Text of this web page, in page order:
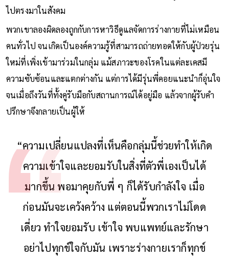
ไปตรงมาในสังคม
พวกเขาลองผิดลองถูกกับการหาวิธีดูแลจัดการร่างกายที่ไม่เหมือน
คนทั่วไป จนเกิดเป็นองค์ความรู้ที่สามารถถ่ายทอดให้กับผู้ป่วยรุ่น
ใหม่ที่เพิ่งเข้ามาร่วมในกลุ่ม แม้สภาวะของโรคในแต่ละเคสมี
ความซับซ้อนและแตกต่างกัน แต่การได้มีรุ่นพี่คอยแนะนำก็อุ่นใจ
จนเมื่อถึงวันที่ทั้งคู่รับมือกับสถานการณ์ได้อยู่มือ แล้วจากผู้รับคำ
ปรึกษาจึงกลายเป็นผู้ให้
“ความเปลี่ยนแปลงที่เห็นคือกลุ่มนี้ช่วยทําให้เกิด
ความเข้าใจและยอมรับในสิ่งที่ตัวพี่เองเป็นได้
มากขึ้น พอมาคุยกับพี่ ๆ ก็ได้รับกําลังใจ เมื่อ
ก่อนมันจะเคว้งคว้าง แต่ตอนนี้พวกเราไม่โดด
เดี่ยว ทำใจยอมรับ เข้าใจ พบแพทย์และรักษา
อย่าไปทุกข์ใจกับมัน เพราะร่างกายเราก็ทุกข์